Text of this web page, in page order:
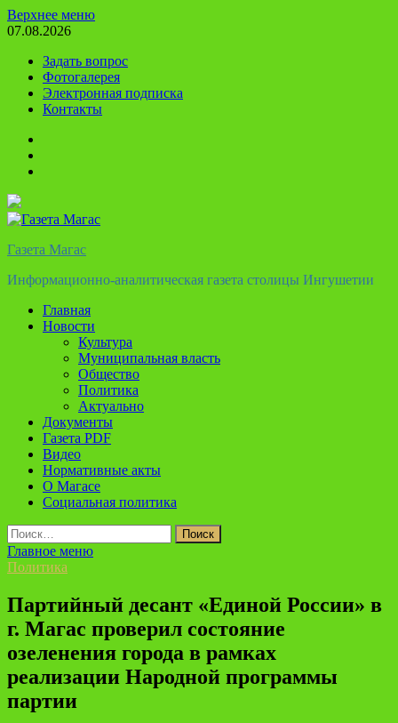
Перейти
к
Верхнее меню
07.08.2026
Задать вопрос
Фотогалерея
Электронная подписка
Контакты
Газета Магас
Информационно-аналитическая газета столицы Ингушетии
Главная
Новости
Культура
Муниципальная власть
Общество
Политика
Актуально
Документы
Газета PDF
Видео
Нормативные акты
О Магасе
Социальная политика
Найти:
Главное меню
Политика
Партийный десант «Единой России» в
г. Магас проверил состояние
озеленения города в рамках
реализации Народной программы
партии